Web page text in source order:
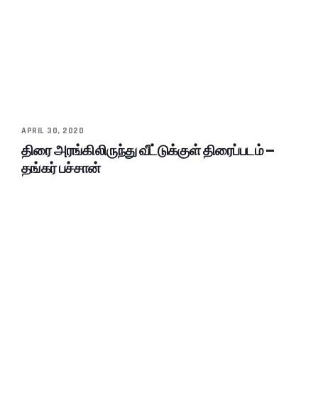
APRIL 30, 2020
திரை அரங்கிலிருந்து வீட்டுக்குள் திரைப்படம் –
தங்கர் பச்சான்